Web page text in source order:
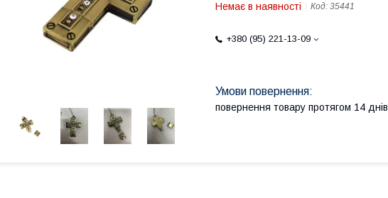
Немає в наявності Код: 35441
+380 (95) 221-13-09
повернення товару протягом 14 днів